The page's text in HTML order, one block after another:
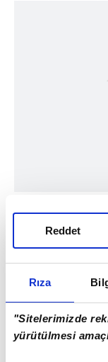
Rıza
"Sitelerimizde
yürütülmesi
Reddet